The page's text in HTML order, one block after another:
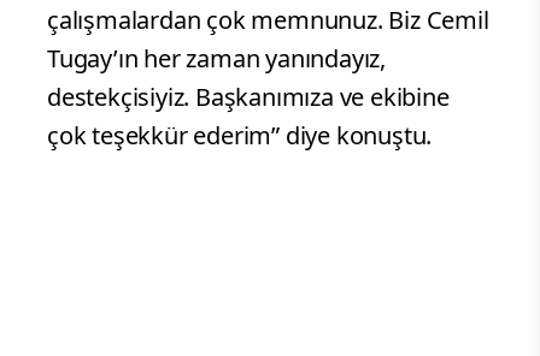
çalışmalardan çok memnunuz. Biz Cemil
Tugay’ın her zaman yanındayız,
destekçisiyiz. Başkanımıza ve ekibine
çok teşekkür ederim” diye konuştu.